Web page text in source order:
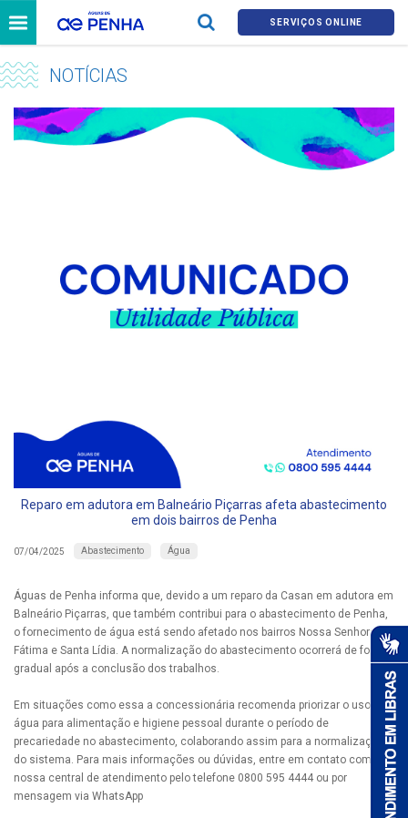
SERVIÇOS ONLINE
NOTÍCIAS
Reparo em adutora em Balneário Piçarras afeta abastecimento
em dois bairros de Penha
07/04/2025 Abastecimento Água
Águas de Penha informa que, devido a um reparo da Casan em adutora em
Balneário Piçarras, que também contribui para o abastecimento de Penha,
o fornecimento de água está sendo afetado nos bairros Nossa Senhora de
Fátima e Santa Lídia. A normalização do abastecimento ocorrerá de forma
gradual após a conclusão dos trabalhos.
Em situações como essa a concessionária recomenda priorizar o uso da
água para alimentação e higiene pessoal durante o período de
precariedade no abastecimento, colaborando assim para a normalização
do sistema. Para mais informações ou dúvidas, entre em contato com a
nossa central de atendimento pelo telefone 0800 595 4444 ou por
mensagem via WhatsApp